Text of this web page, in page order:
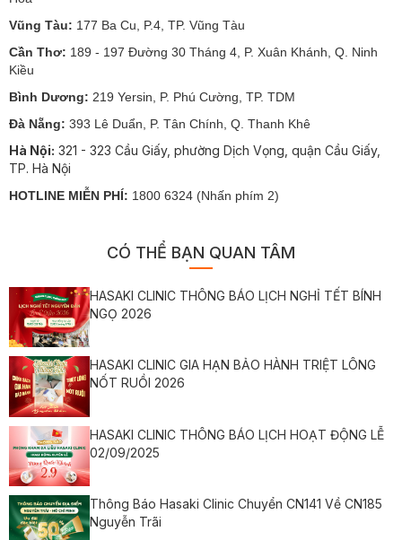
Vũng Tàu: 177 Ba Cu, P.4, TP. Vũng Tàu
Cần Thơ: 189 - 197 Đường 30 Tháng 4, P. Xuân Khánh, Q. Ninh
Kiều
Bình Dương: 219 Yersin, P. Phú Cường, TP. TDM
Đà Nẵng: 393 Lê Duẩn, P. Tân Chính, Q. Thanh Khê
Hà Nội: 321 - 323 Cầu Giấy, phường Dịch Vọng, quận Cầu Giấy,
TP. Hà Nội
HOTLINE MIỄN PHÍ: 1800 6324 (Nhấn phím 2)
CÓ THỂ BẠN QUAN TÂM
HASAKI CLINIC THÔNG BÁO LỊCH NGHỈ TẾT BÍNH
NGỌ 2026
HASAKI CLINIC GIA HẠN BẢO HÀNH TRIỆT LÔNG
NỐT RUỒI 2026
HASAKI CLINIC THÔNG BÁO LỊCH HOẠT ĐỘNG LỄ
02/09/2025
Thông Báo Hasaki Clinic Chuyển CN141 Về CN185
Nguyễn Trãi